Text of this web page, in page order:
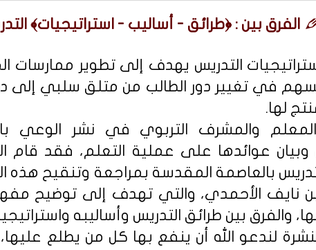
الفرق بين : ﴿طرائق - أساليب - استراتيجيات﴾
التدريس يهدف إلى تطوير ممارسات
في تغيير دور الطالب من متلق سلبي إلى
لها.
المعلم والمشرف التربوي في نشر الوعي
وبيان عوائدها على عملية التعلم، فقد
بالعاصمة المقدسة بمراجعة وتنقيح
بن نايف الأحمدي، والتي تهدف إلى توضيح
والفرق بين طرائق التدريس وأساليبه
لندعو الله أن ينفع بها كل من يطلع